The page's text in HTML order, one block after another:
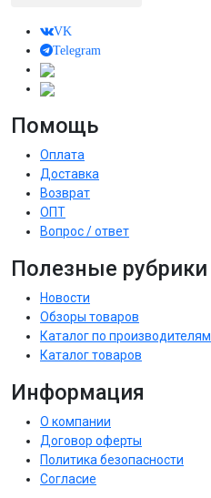
VK
Telegram
Помощь
Оплата
Доставка
Возврат
ОПТ
Вопрос / ответ
Полезные рубрики
Новости
Обзоры товаров
Каталог по производителям
Каталог товаров
Информация
О компании
Договор оферты
Политика безопасности
Согласие